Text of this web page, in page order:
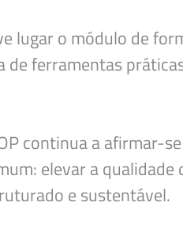
lugar o módulo de
ferramentas
continua a
elevar a
e sustentável.